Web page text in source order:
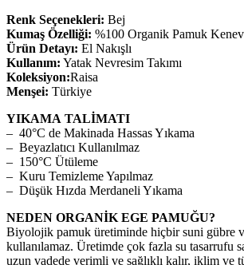
Renk Seçenekleri: Bej
Kumaş Özelliği: %100 Organik Pamuk
Ürün Detayı: El Nakışlı
Kullanım: Yatak Nevresim Takımı
Koleksiyon:Raisa
Menşei: Türkiye
YIKAMA TALİMATI
– 40°C de Makinada Hassas Yıkama
– Beyazlatıcı Kullanılmaz
– 150°C Ütüleme
– Kuru Temizleme Yapılmaz
– Düşük Hızda Merdaneli Yıkama
NEDEN ORGANİK EGE PAMUĞU?
Biyolojik pamuk üretiminde hiçbir suni gübre
kullanılamaz. Üretimde çok fazla su tasarrufu
uzun vadede verimli ve sağlıklı kalır, iklim ve